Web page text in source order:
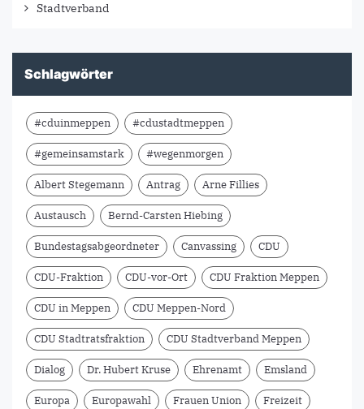
Stadtverband
Schlagwörter
#cduinmeppen #cdustadtmeppen
#gemeinsamstark #wegenmorgen
Albert Stegemann Antrag Arne Fillies
Austausch Bernd-Carsten Hiebing
Bundestagsabgeordneter Canvassing CDU
CDU-Fraktion CDU-vor-Ort CDU Fraktion Meppen
CDU in Meppen CDU Meppen-Nord
CDU Stadtratsfraktion CDU Stadtverband Meppen
Dialog Dr. Hubert Kruse Ehrenamt Emsland
Europa Europawahl Frauen Union Freizeit